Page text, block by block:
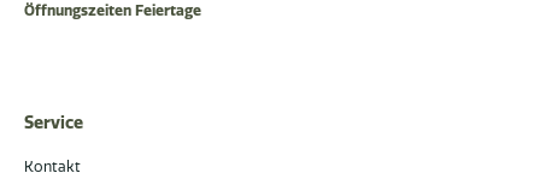
Öffnungszeiten Feiertage
Service
Kontakt